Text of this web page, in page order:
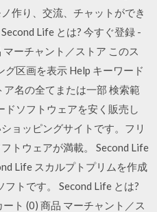
作り、交流、チャットができ
Life とは? 今すぐ登録 -
ーチャント／ストア このス
グ区画を表示 Help キーワード
名の全てまたは一部 検索範
ドソフトウェアを安く販売し
ョッピングサイトです。フリ
トウェアが満載。 Second Life
Life スカルプトプリムを作成
トです。 Second Life とは?
ト (0) 商品 マーチャント／ス